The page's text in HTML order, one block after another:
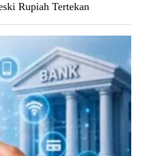
Rupiah Tertekan